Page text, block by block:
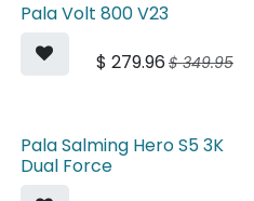
​Pala Volt 800 V23
$ 279.96 $349.95
Pala Salming Hero S5 3K
Dual Force